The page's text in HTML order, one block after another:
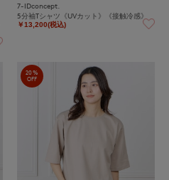
7-IDconcept.
5分袖Tシャツ《UVカット》《接触冷感》
￥13,200(税込)
20%
OFF